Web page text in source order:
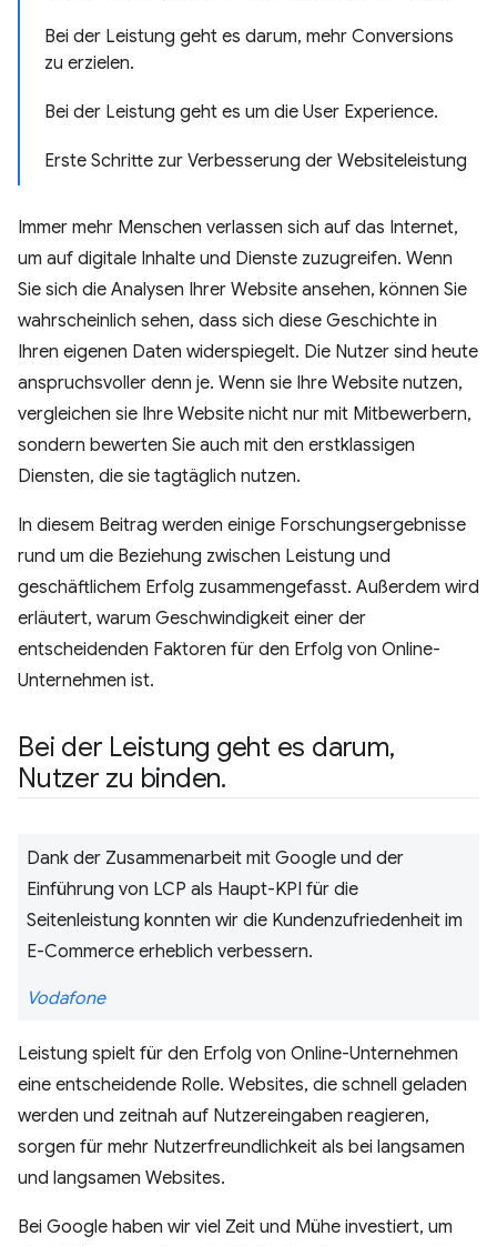
Bei der Leistung geht es darum, mehr Conversions
zu erzielen.
Bei der Leistung geht es um die User Experience.
Erste Schritte zur Verbesserung der Websiteleistung
Immer mehr Menschen verlassen sich auf das Internet,
um auf digitale Inhalte und Dienste zuzugreifen. Wenn
Sie sich die Analysen Ihrer Website ansehen, können Sie
wahrscheinlich sehen, dass sich diese Geschichte in
Ihren eigenen Daten widerspiegelt. Die Nutzer sind heute
anspruchsvoller denn je. Wenn sie Ihre Website nutzen,
vergleichen sie Ihre Website nicht nur mit Mitbewerbern,
sondern bewerten Sie auch mit den erstklassigen
Diensten, die sie tagtäglich nutzen.
In diesem Beitrag werden einige Forschungsergebnisse
rund um die Beziehung zwischen Leistung und
geschäftlichem Erfolg zusammengefasst. Außerdem wird
erläutert, warum Geschwindigkeit einer der
entscheidenden Faktoren für den Erfolg von Online-
Unternehmen ist.
Bei der Leistung geht es darum,
Nutzer zu binden.
Dank der Zusammenarbeit mit Google und der
Einführung von LCP als Haupt-KPI für die
Seitenleistung konnten wir die Kundenzufriedenheit im
E-Commerce erheblich verbessern.
Vodafone
Leistung spielt für den Erfolg von Online-Unternehmen
eine entscheidende Rolle. Websites, die schnell geladen
werden und zeitnah auf Nutzereingaben reagieren,
sorgen für mehr Nutzerfreundlichkeit als bei langsamen
und langsamen Websites.
Bei Google haben wir viel Zeit und Mühe investiert, um